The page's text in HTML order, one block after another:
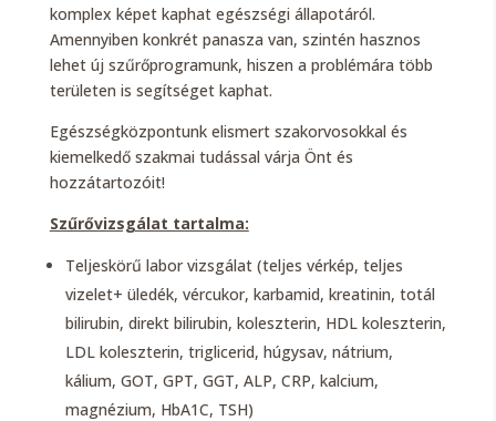
komplex képet kaphat egészségi állapotáról.
Amennyiben konkrét panasza van, szintén hasznos
lehet új szűrőprogramunk, hiszen a problémára több
területen is segítséget kaphat.
Egészségközpontunk elismert szakorvosokkal és
kiemelkedő szakmai tudással várja Önt és
hozzátartozóit!
Szűrővizsgálat tartalma:
Teljeskörű labor vizsgálat (teljes vérkép, teljes
vizelet+ üledék, vércukor, karbamid, kreatinin, totál
bilirubin, direkt bilirubin, koleszterin, HDL koleszterin,
LDL koleszterin, triglicerid, húgysav, nátrium,
kálium, GOT, GPT, GGT, ALP, CRP, kalcium,
magnézium, HbA1C, TSH)